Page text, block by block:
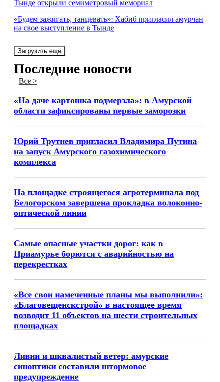
Тынде открыли семиметровый мемориал
«Будем зажигать, танцевать»: Хабиб пригласил амурчан
на свое выступление в Тынде
Загрузить ещё
Последние новости
Все >
«На даче картошка подмерзла»: в Амурской
области зафиксированы первые заморозки
Юрий Трутнев пригласил Владимира Путина
на запуск Амурского газохимического
комплекса
На площадке строящегося агротерминала под
Белогорском завершена прокладка волоконно-
оптической линии
Самые опасные участки дорог: как в
Приамурье борются с аварийностью на
перекрестках
«Все свои намеченные планы мы выполнили»:
«Благовещенскстрой» в настоящее время
возводит 11 объектов на шести строительных
площадках
Ливни и шквалистый ветер: амурские
синоптики составили штормовое
предупреждение